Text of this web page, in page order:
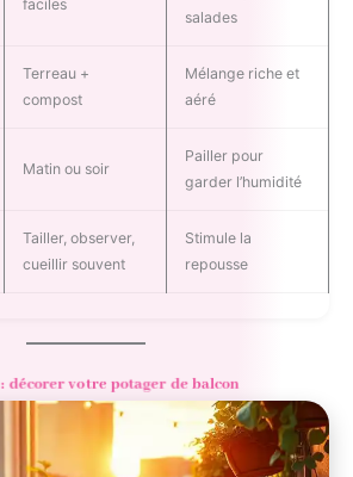
faciles
salades
Terreau +
compost
Mélange riche et
aéré
Matin ou soir
Pailler pour
garder l’humidité
Tailler, observer,
cueillir souvent
Stimule la
repousse
décorer votre potager de balcon